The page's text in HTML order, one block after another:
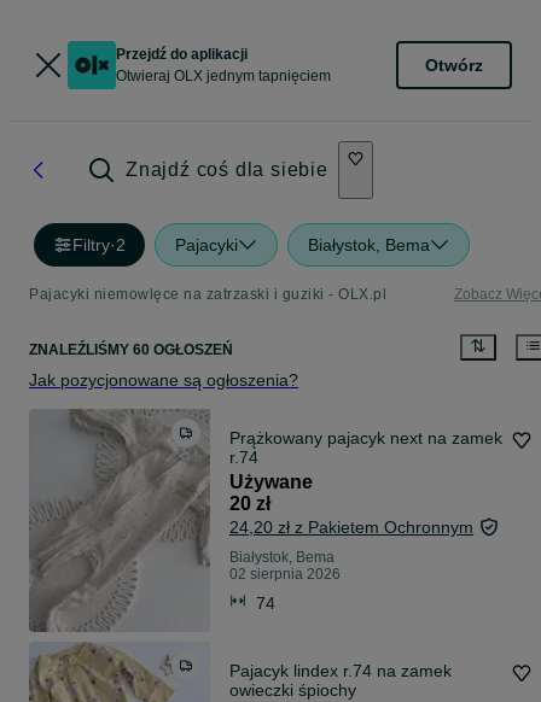
Przejdź do aplikacji
Otwieraj OLX jednym tapnięciem
Otwórz
Znajdź coś dla siebie
Filtry·2 Pajacyki Białystok, Bema
Pajacyki niemowlęce na zatrzaski i guziki - OLX.pl Zobacz
ZNALEŹLIŚMY 60 OGŁOSZEŃ
Jak pozycjonowane są ogłoszenia?
Prążkowany pajacyk next na zamek
r.74
Używane
20 zł
24,20 zł z Pakietem Ochronnym
Białystok, Bema
02 sierpnia 2026
74
Pajacyk lindex r.74 na zamek
owieczki śpiochy